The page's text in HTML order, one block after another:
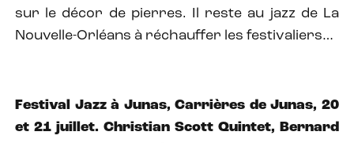
sur le décor de pierres. Il reste au jazz de La
Nouvelle-Orléans à réchauffer les festivaliers…
Festival Jazz à Junas, Carrières de Junas, 20
et 21 juillet. Christian Scott Quintet, Bernard